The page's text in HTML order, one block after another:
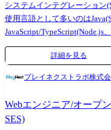
システムインテグレーション
使用言語として多いのは
JavaScript/TypeScript(Node.js
【業務イメージ】 ￭開発だけ
ジネスサイドの経験も積む
キルチェンジも可能な環境で
務等、幅広い開発案件をご
ジニアとして多彩な経験を積める環境です 【プ
エンジニアは上司・営業担当
詳細を見る
プレイネクストラボ株式
Webエンジニア/オープ
SES)